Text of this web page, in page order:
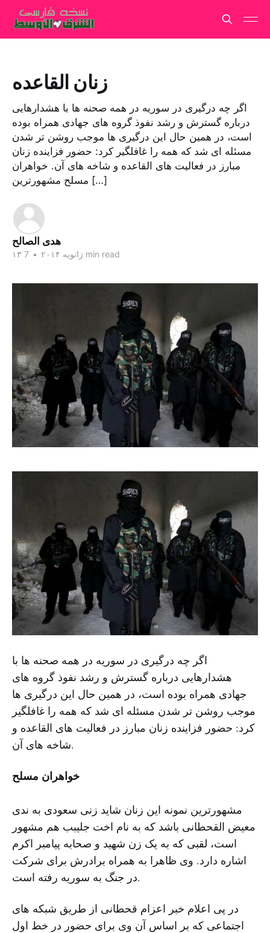
زنان القاعده
اگر چه درگیری در سوریه در همه صحنه ها با هشدارهایی
درباره گسترش و رشد نفوذ گروه های جهادی همراه بوده
است، در همین حال این درگیری ها موجب روشن تر شدن
مسئله ای شد که همه را غافلگیر کرد: حضور فزاینده زنان
مبارز در فعالیت های القاعده و شاخه های آن. خواهران
مسلح مشهورترین […]
هدی الصالح
۱۳ ژانویه ۲۰۱۴ • 7 min read
اگر چه درگیری در سوریه در همه صحنه ها با
هشدارهایی درباره گسترش و رشد نفوذ گروه های
جهادی همراه بوده است، در همین حال این درگیری ها
موجب روشن تر شدن مسئله ای شد که همه را غافلگیر
کرد: حضور فزاینده زنان مبارز در فعالیت های القاعده و
شاخه های آن.
خواهران مسلح
مشهورترین نمونه این زنان شاید زنی سعودی به ندی
معیض القحطانی باشد که به نام اخت جلیبب هم مشهور
است، لقبی که به یک زن شهید و صحابه پیامبر اکرم
اشاره دارد. وی ظاهرا به همراه برادرش برای شرکت
در جنگ به سوریه رفته است.
در پی اعلام خبر اعزام قحطانی از طریق شبکه های
اجتماعی که بر اساس آن وی برای حضور در خط اول